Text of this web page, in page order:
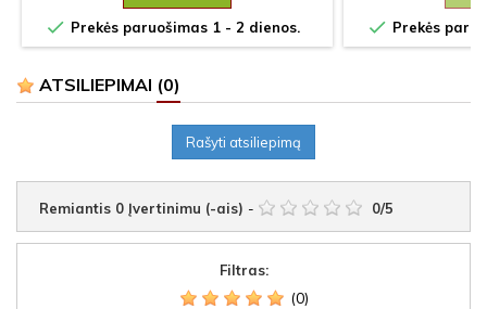
 Prekės paruošimas 1 - 2 dienos.  Prekės
ATSILIEPIMAI (0)
Rašyti atsiliepimą
Remiantis 0 Įvertinimu (-ais) - 0/5
Filtras:
(0)